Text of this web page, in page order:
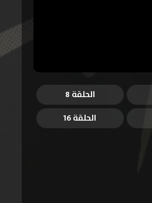
الحلقة 8
الحلقة 16